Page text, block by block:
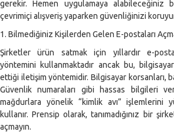
gerekir. Hemen uygulamaya alabileceğiniz
çevrimiçi alışveriş yaparken güvenliğinizi
1. Bilmediğiniz Kişilerden Gelen E-postaları
Şirketler ürün satmak için yıllardır e-
yöntemini kullanmaktadır ancak bu,
ettiği iletişim yöntemidir. Bilgisayar korsanları,
Güvenlik numaraları gibi hassas bilgileri
mağdurlara yönelik “kimlik avı” işlemlerini
kullanır. Prensip olarak, tanımadığınız bir
açmayın.